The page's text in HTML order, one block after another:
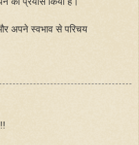
स्वभाव से परिचय